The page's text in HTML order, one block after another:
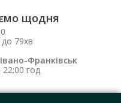
щодня
79хв
Франківськ
год